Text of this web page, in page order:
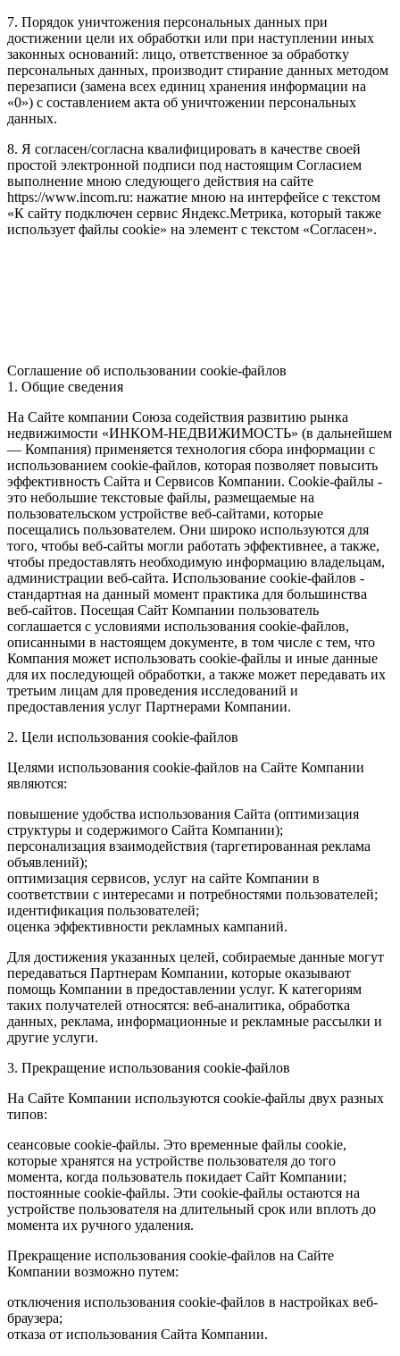
7. Порядок уничтожения персональных данных при
достижении цели их обработки или при наступлении иных
законных оснований: лицо, ответственное за обработку
персональных данных, производит стирание данных методом
перезаписи (замена всех единиц хранения информации на
«0») с составлением акта об уничтожении персональных
данных.
8. Я согласен/согласна квалифицировать в качестве своей
простой электронной подписи под настоящим Согласием
выполнение мною следующего действия на сайте
https://www.incom.ru: нажатие мною на интерфейсе с текстом
«К сайту подключен сервис Яндекс.Метрика, который также
использует файлы cookie» на элемент с текстом «Согласен».
Соглашение об использовании cookie-файлов
1. Общие сведения
На Сайте компании Союза содействия развитию рынка
недвижимости «ИНКОМ-НЕДВИЖИМОСТЬ» (в дальнейшем
— Компания) применяется технология сбора информации с
использованием cookie-файлов, которая позволяет повысить
эффективность Сайта и Сервисов Компании. Сookie-файлы -
это небольшие текстовые файлы, размещаемые на
пользовательском устройстве веб-сайтами, которые
посещались пользователем. Они широко используются для
того, чтобы веб-сайты могли работать эффективнее, а также,
чтобы предоставлять необходимую информацию владельцам,
администрации веб-сайта. Использование cookie-файлов -
стандартная на данный момент практика для большинства
веб-сайтов. Посещая Сайт Компании пользователь
соглашается с условиями использования cookie-файлов,
описанными в настоящем документе, в том числе с тем, что
Компания может использовать cookie-файлы и иные данные
для их последующей обработки, а также может передавать их
третьим лицам для проведения исследований и
предоставления услуг Партнерами Компании.
2. Цели использования cookie-файлов
Целями использования cookie-файлов на Сайте Компании
являются:
повышение удобства использования Сайта (оптимизация
структуры и содержимого Сайта Компании);
персонализация взаимодействия (таргетированная реклама
объявлений);
оптимизация сервисов, услуг на сайте Компании в
соответствии с интересами и потребностями пользователей;
идентификация пользователей;
оценка эффективности рекламных кампаний.
Для достижения указанных целей, собираемые данные могут
передаваться Партнерам Компании, которые оказывают
помощь Компании в предоставлении услуг. К категориям
таких получателей относятся: веб-аналитика, обработка
данных, реклама, информационные и рекламные рассылки и
другие услуги.
3. Прекращение использования cookie-файлов
На Сайте Компании используются cookie-файлы двух разных
типов:
сеансовые cookie-файлы. Это временные файлы cookie,
которые хранятся на устройстве пользователя до того
момента, когда пользователь покидает Сайт Компании;
постоянные cookie-файлы. Эти cookie-файлы остаются на
устройстве пользователя на длительный срок или вплоть до
момента их ручного удаления.
Прекращение использования cookie-файлов на Сайте
Компании возможно путем:
отключения использования cookie-файлов в настройках веб-
браузера;
отказа от использования Сайта Компании.